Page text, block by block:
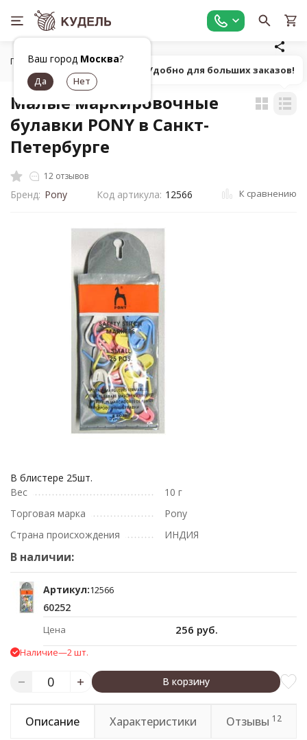
Ваш город Москва?
Главная Шитье Инструменты для шитья
Малые маркировочные
булавки PONY в Санкт-
Петербурге
12 отзывов
Бренд: Pony Код артикула: 12566 К сравнению
В блистере 25шт.
Вес
10 г
Торговая марка
Pony
Страна происхождения
ИНДИЯ
В наличии:
Артикул:12566
60252
Цена 256 руб.
Наличие—2 шт.
В корзину
Описание Характеристики Отзывы 12
Попробуй! Удобно для больших заказов!